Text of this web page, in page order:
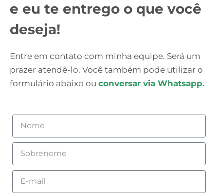
e eu te entrego o que você
deseja!
Entre em contato com minha equipe. Será um
prazer atendê-lo. Você também pode utilizar o
formulário abaixo ou conversar via Whatsapp.
Nome
Sobrenome
Email